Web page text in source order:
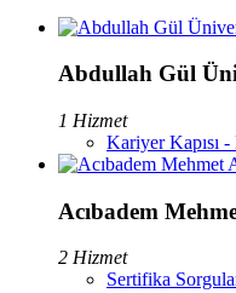
Abdullah Gül
1 Hizmet
Kariyer Kapısı
Acıbadem
2 Hizmet
Sertifika